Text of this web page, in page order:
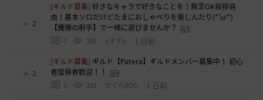
2
[ギルド募集]好きなキャラで好きなことを！無言OK挨拶自
由！基本ソロだけどたまにおしゃべりを楽しんだり(*'ω'*)
【魔弾の射手】で一緒に遊びませんか？
0 285 oすずo 1 日前
2
[ギルド募集] ギルド【Patera】ギルドメンバー募集中！ 初心
者復帰者歓迎！！
0 332 かぐらBDO 1 日前